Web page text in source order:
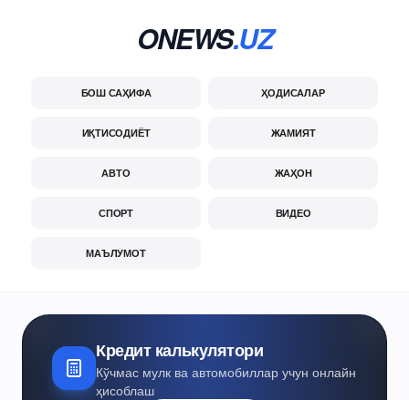
ONEWS.UZ
БОШ САҲИФА ҲОДИСАЛАР
ИҚТИСОДИЁТ ЖАМИЯТ
АВТО ЖАҲОН
СПОРТ ВИДЕО
МАЪЛУМОТ
Кредит калькулятори
Кўчмас мулк ва автомобиллар учун онлайн
ҳисоблаш